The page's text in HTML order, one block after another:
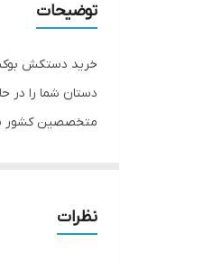
توضیحات
خرید دستکش
دستان شما را در
متخصصین کشور
گرم نوع بست:
نظرات